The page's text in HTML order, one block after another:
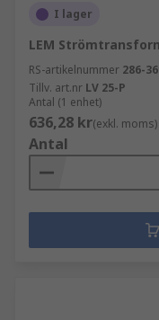
I lager
LEM
RS-artikelnummer 286-
Tillv. art.nr LV 25-P
Antal (1 enhet)
636,28 kr(exkl. moms)
Antal